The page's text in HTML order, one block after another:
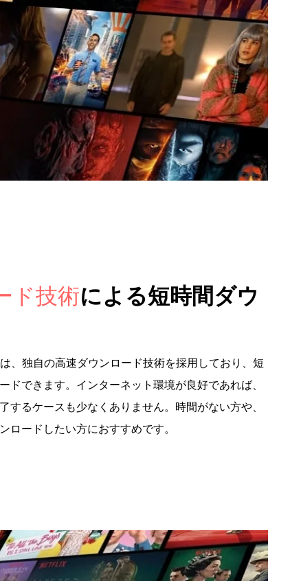
ド技術による短時間ダウ
、独自の高速ダウンロード技術を採用しており、短
ドできます。インターネット環境が良好であれば、
するケースも少なくありません。時間がない方や、
ロードしたい方におすすめです。